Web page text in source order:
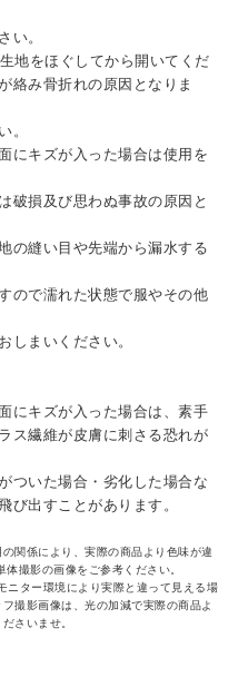
い。
地をほぐしてから開いてくだ
絡み骨折れの原因となりま
。
にキズが入った場合は使用を
破損及び思わぬ事故の原因と
の縫い目や先端から漏水する
ので濡れた状態で服やその他
しまいください。
にキズが入った場合は、素手
ス繊維が皮膚に刺さる恐れが
ついた場合・劣化した場合な
び出すことがあります。
関係により、実際の商品より色味が違
撮影の画像をご参考ください。
ター環境により実際と違って見える場
撮影画像は、光の加減で実際の商品よ
さいませ。